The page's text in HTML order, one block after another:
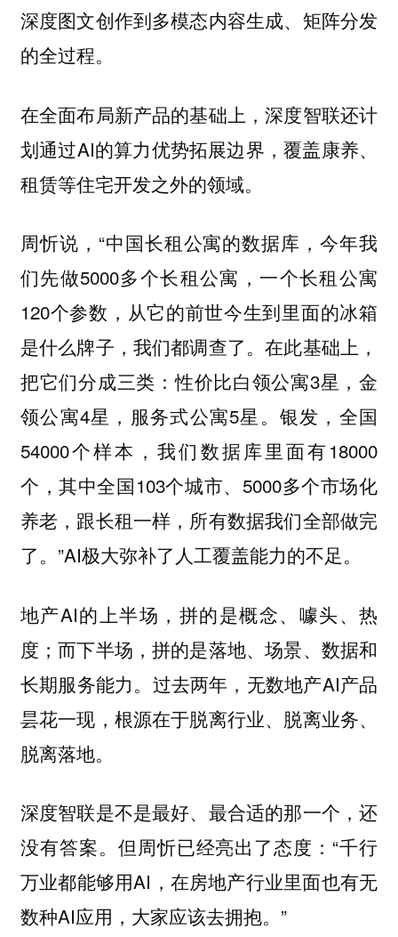
深度图文创作到多模态内容生成、矩阵分发
的全过程。
在全面布局新产品的基础上，深度智联还计
划通过AI的算力优势拓展边界，覆盖康养、
租赁等住宅开发之外的领域。
周忻说，“中国长租公寓的数据库，今年我
们先做5000多个长租公寓，一个长租公寓
120个参数，从它的前世今生到里面的冰箱
是什么牌子，我们都调查了。在此基础上，
把它们分成三类：性价比白领公寓3星，金
领公寓4星，服务式公寓5星。银发，全国
54000个样本，我们数据库里面有18000
个，其中全国103个城市、5000多个市场化
养老，跟长租一样，所有数据我们全部做完
了。”AI极大弥补了人工覆盖能力的不足。
地产AI的上半场，拼的是概念、噱头、热
度；而下半场，拼的是落地、场景、数据和
长期服务能力。过去两年，无数地产AI产品
昙花一现，根源在于脱离行业、脱离业务、
脱离落地。
深度智联是不是最好、最合适的那一个，还
没有答案。但周忻已经亮出了态度：“千行
万业都能够用AI，在房地产行业里面也有无
数种AI应用，大家应该去拥抱。”